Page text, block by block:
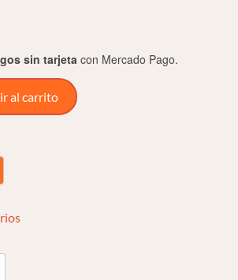
sin tarjeta con Mercado Pago.
al carrito